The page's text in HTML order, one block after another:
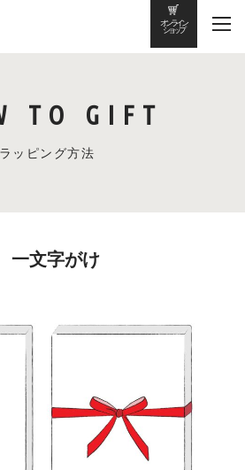
オンライン
ショップ
TO GIFT
ラッピング方法
一文字がけ